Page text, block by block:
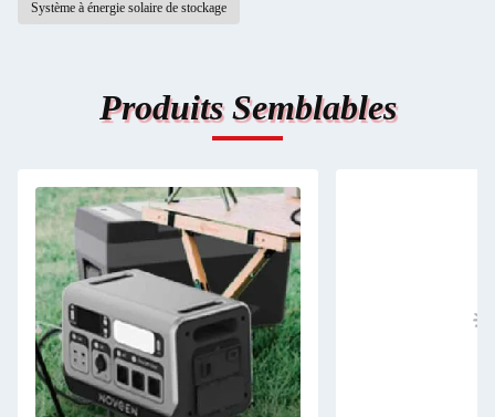
Système à énergie solaire de stockage
Produits Semblables